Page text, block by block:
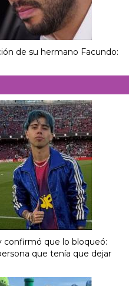
de su hermano Facundo:
confirmó que lo bloqueó:
que tenía que dejar